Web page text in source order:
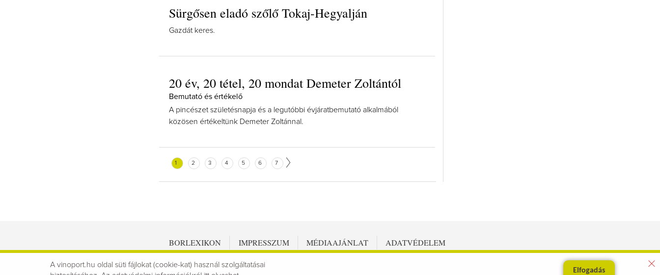
Sürgősen eladó szőlő Tokaj-Hegyalján
Gazdát keres.
20 év, 20 tétel, 20 mondat Demeter Zoltántól
Bemutató és értékelő
A pincészet születésnapja és a legutóbbi évjáratbemutató alkalmából
közösen értékeltünk Demeter Zoltánnal.
1 2 3 4 5 6 7
BORLEXIKON IMPRESSZUM MÉDIAAJÁNLAT ADATVÉDELEM
A vinoport.hu oldal süti fájlokat (cookie-kat) használ szolgáltatásai
Elfogadás